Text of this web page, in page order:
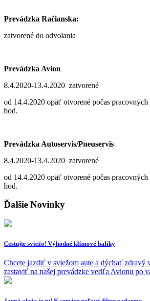
Prevádzka Račianska:
zatvorené do odvolania
Prevádzka Avion
8.4.2020-13.4.2020 zatvorené
od 14.4.2020 opäť otvorené počas
hod.
Prevádzka Autoservis/Pneuservis
8.4.2020-13.4.2020 zatvorené
od 14.4.2020 opäť otvorené počas
hod.
Ďalšie Novinky
Cestujte sviežo! Výhodné klímové balíky
Chcete jazdiť v sviežom aute a dýchať zdravý
zastaviť na našej prevádzke vedľa Avionu po